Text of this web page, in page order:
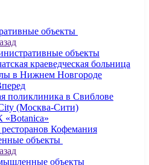
объекты
объекты
краеведческая больница
в Нижнем Новгороде
поликлиника в Свиблове
(Москва-Сити)
ресторанов Кофемания
объекты
объекты